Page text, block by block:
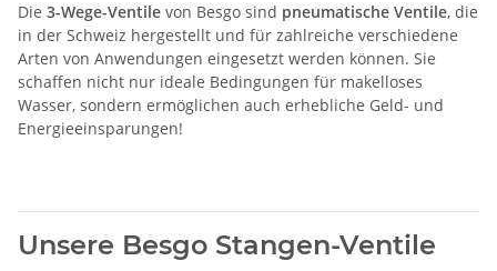
Die 3-Wege-Ventile von Besgo sind pneumatische Ventile, die
in der Schweiz hergestellt und für zahlreiche verschiedene
Arten von Anwendungen eingesetzt werden können. Sie
schaffen nicht nur ideale Bedingungen für makelloses
Wasser, sondern ermöglichen auch erhebliche Geld- und
Energieeinsparungen!
Unsere Besgo Stangen-Ventile